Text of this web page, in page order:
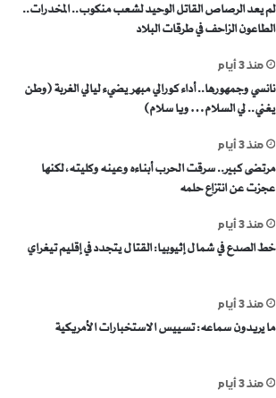
لم يعد الرصاص القاتل الوحيد لشعب منكوب.. المخدرات..
الطاعون الزاحف في طرقات البلاد
منذ 3 أيام
نانسي وجمهورها.. أداء كورالي مبهر يضيء ليالي الغربة (وطن
يغني.. لي السلام… ويا سلام)
منذ 3 أيام
مرتضى كبير.. سرقت الحرب أبناءه وعينه وكليته، لكنها
عجزت عن انتزاع حلمه
منذ 3 أيام
خط الصدع في شمال إثيوبيا: القتال يتجدد في إقليم تيغراي
منذ 3 أيام
ما يريدون سماعه: تسييس الاستخبارات الأمريكية
منذ 3 أيام